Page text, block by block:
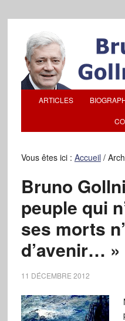
ARTICLES
Vous êtes ici : Accueil /
Bruno
peuple qui
ses morts
d’avenir… »
11 DÉCEMBRE 2012